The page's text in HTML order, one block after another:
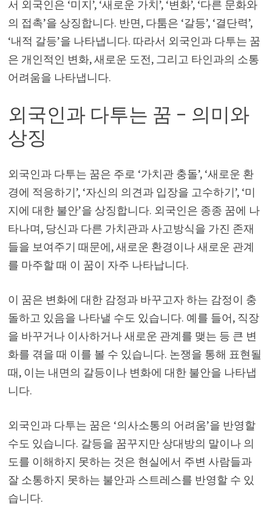
서 외국인은 ‘미지’, ‘새로운 가치’, ‘변화’, ‘다른 문화와
의 접촉’을 상징합니다. 반면, 다툼은 ‘갈등’, ‘결단력’,
‘내적 갈등’을 나타냅니다. 따라서 외국인과 다투는 꿈
은 개인적인 변화, 새로운 도전, 그리고 타인과의 소통
어려움을 나타냅니다.
외국인과 다투는 꿈 – 의미와
상징
외국인과 다투는 꿈은 주로 ‘가치관 충돌’, ‘새로운 환
경에 적응하기’, ‘자신의 의견과 입장을 고수하기’, ‘미
지에 대한 불안’을 상징합니다. 외국인은 종종 꿈에 나
타나며, 당신과 다른 가치관과 사고방식을 가진 존재
들을 보여주기 때문에, 새로운 환경이나 새로운 관계
를 마주할 때 이 꿈이 자주 나타납니다.
이 꿈은 변화에 대한 감정과 바꾸고자 하는 감정이 충
돌하고 있음을 나타낼 수도 있습니다. 예를 들어, 직장
을 바꾸거나 이사하거나 새로운 관계를 맺는 등 큰 변
화를 겪을 때 이를 볼 수 있습니다. 논쟁을 통해 표현될
때, 이는 내면의 갈등이나 변화에 대한 불안을 나타냅
니다.
외국인과 다투는 꿈은 ‘의사소통의 어려움’을 반영할
수도 있습니다. 갈등을 꿈꾸지만 상대방의 말이나 의
도를 이해하지 못하는 것은 현실에서 주변 사람들과
잘 소통하지 못하는 불안과 스트레스를 반영할 수 있
습니다.